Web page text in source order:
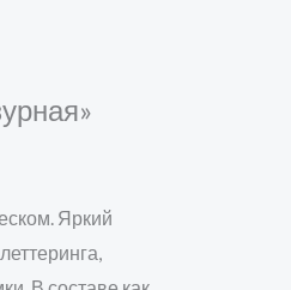
Яркий